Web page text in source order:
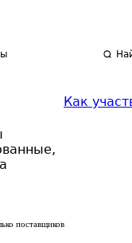
Как
поставщиков